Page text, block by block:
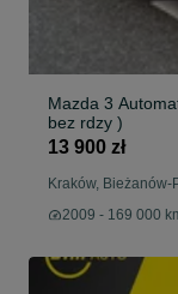
Mazda 3
bez rdzy )
13 900 zł
Kraków, Bieżanów-
2009 - 169 000